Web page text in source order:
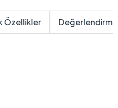
Özellikler